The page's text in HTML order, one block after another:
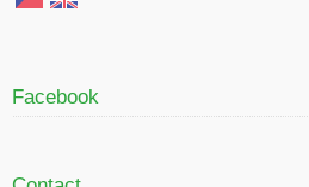
Facebook